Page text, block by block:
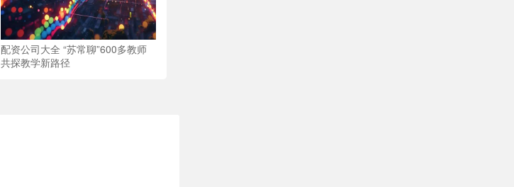
配资公司大全 “苏常聊”600多教师
共探教学新路径